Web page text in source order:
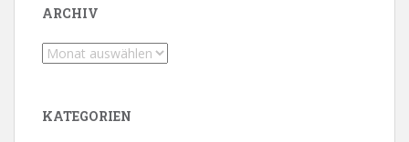
ARCHIV
Archiv
KATEGORIEN